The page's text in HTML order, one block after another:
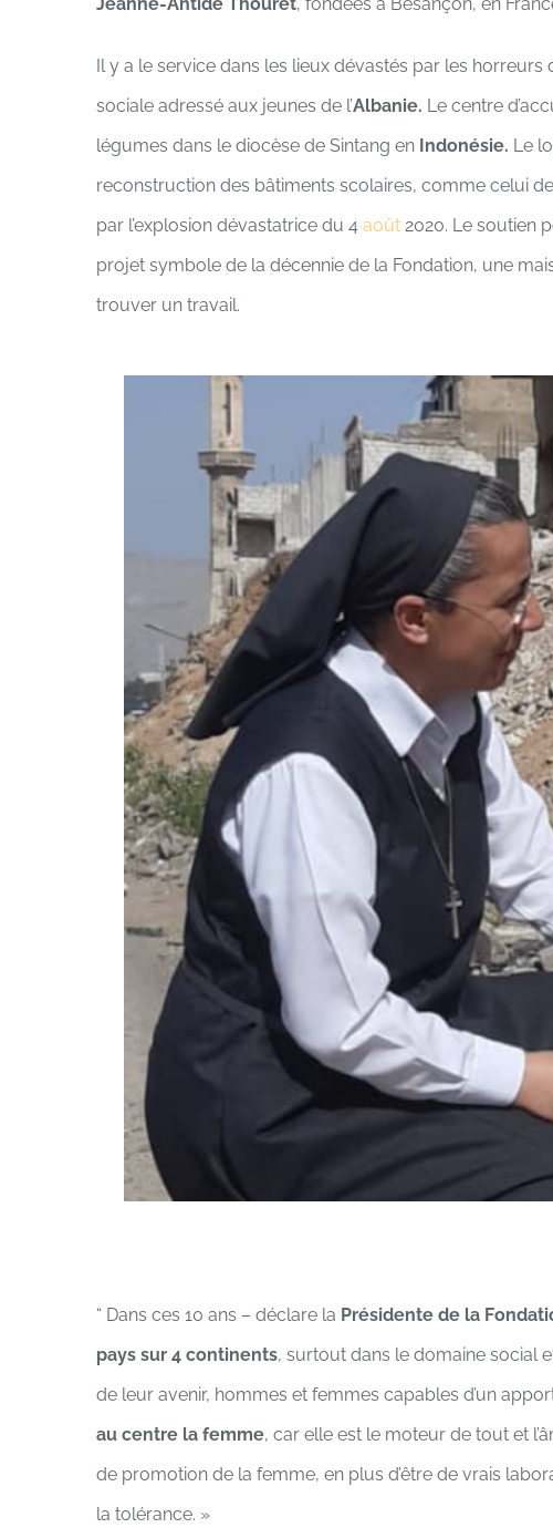
Il y a le service dans les lieux dévastés par les
sociale adressé aux jeunes de l’Albanie. Le centre
légumes dans le diocèse de Sintang en Indonésie. Le
reconstruction des bâtiments scolaires, comme celui
par l’explosion dévastatrice du 4 août2020. Le soutien
projet symbole de la décennie de la Fondation, une
trouver un travail.
“ Dans ces 10 ans – déclare la Présidente de la
pays sur 4 continents, surtout dans le domaine social
de leur avenir, hommes et femmes capables d’un
au centre la femme, car elle est le moteur de tout et
de promotion de la femme, en plus d’être de vrais
la tolérance. »